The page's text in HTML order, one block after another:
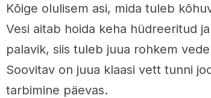
Kõige olulisem asi, mida tuleb
Vesi aitab hoida keha hüdreeritud
palavik, siis tuleb juua rohkem
Soovitav on juua klaasi vett tunni
tarbimine päevas.